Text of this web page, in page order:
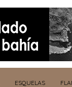
ESQUELAS